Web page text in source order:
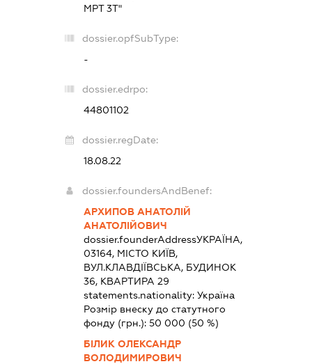
МРТ 3Т"
dossier.opfSubType:
-
dossier.edrpo:
44801102
dossier.regDate:
18.08.22
dossier.foundersAndBenef:
АРХИПОВ АНАТОЛІЙ
АНАТОЛІЙОВИЧ
dossier.founderAddressУКРАЇНА,
03164, МІСТО КИЇВ,
ВУЛ.КЛАВДІЇВСЬКА, БУДИНОК
36, КВАРТИРА 29
statements.nationality: Україна
Розмір внеску до статутного
фонду (грн.): 50 000 (50 %)
БІЛИК ОЛЕКСАНДР
ВОЛОДИМИРОВИЧ